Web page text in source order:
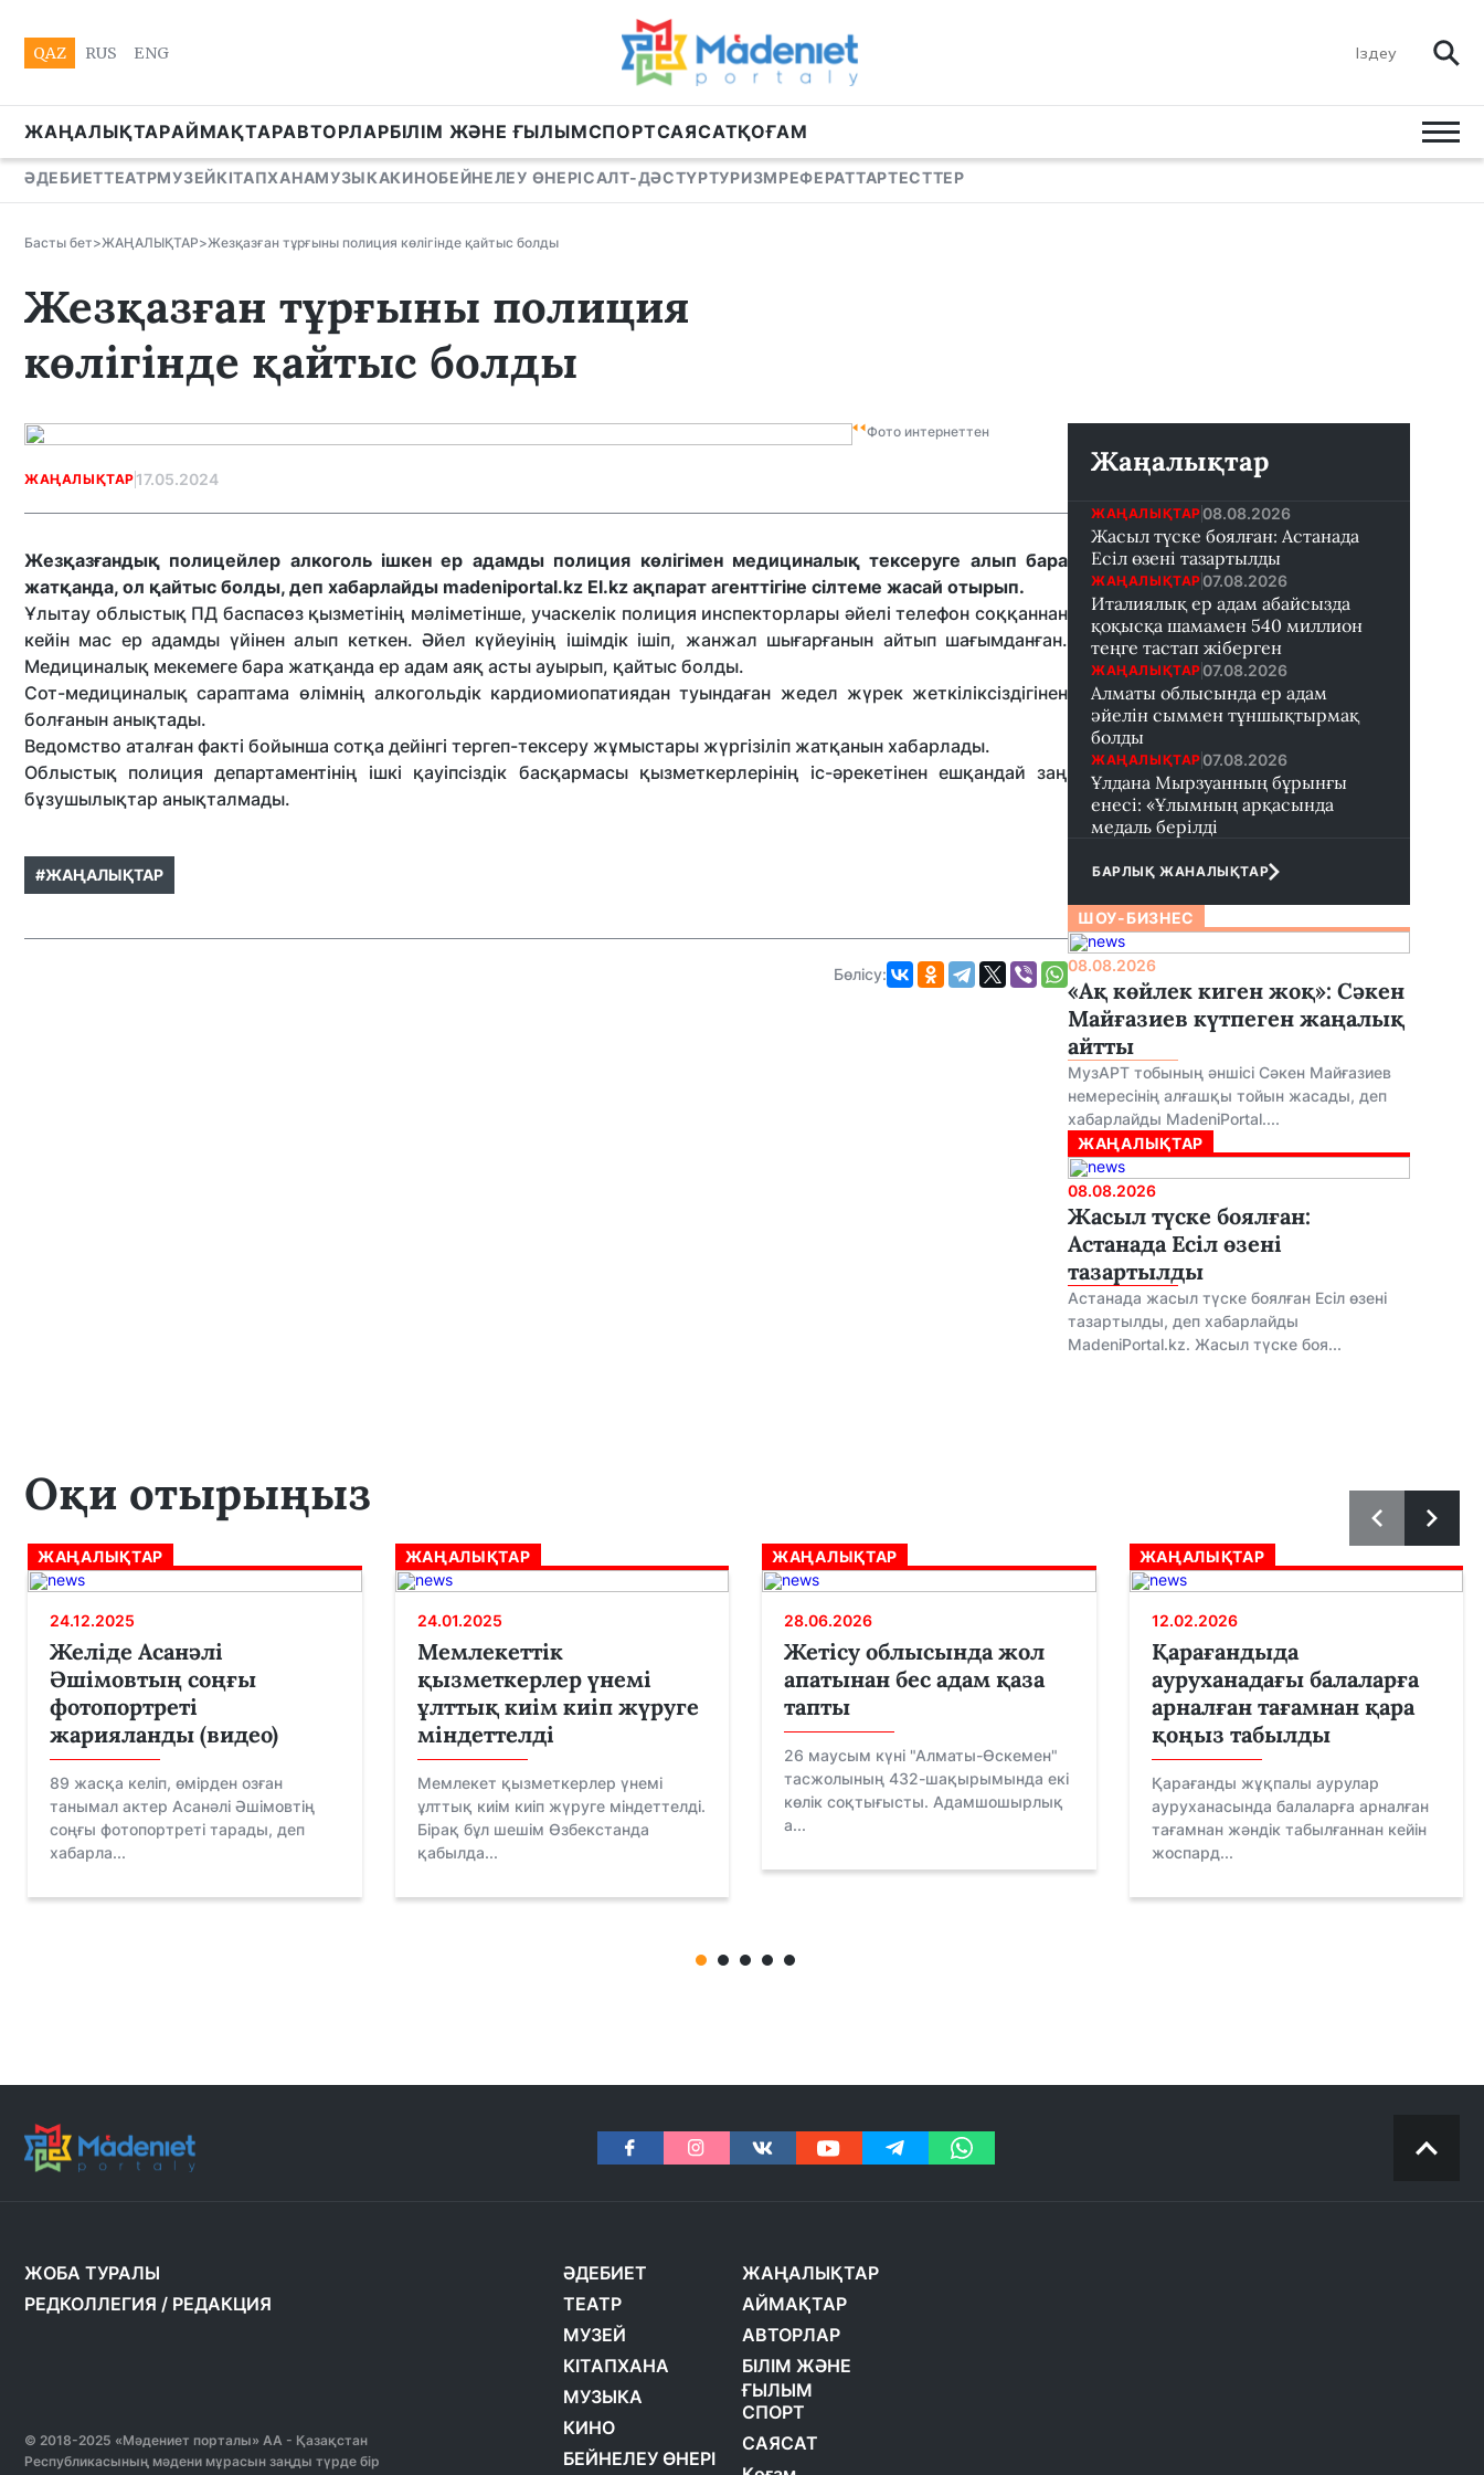
QAZ RUS ENG
ЖАҢАЛЫҚТАРАЙМАҚТАРАВТОРЛАРБІЛІМ ЖӘНЕ ҒЫЛЫМСПОРТСАЯСАТҚОҒАМ
ӘДЕБИЕТТЕАТРМУЗЕЙКІТАПХАНАМУЗЫКАКИНОБЕЙНЕЛЕУ ӨНЕРІСАЛТ-ДӘСТҮРТУРИЗМРЕФЕРАТТАРТЕСТТЕР
Басты бет>ЖАҢАЛЫҚТАР>Жезқазған тұрғыны полиция көлігінде қайтыс болды
Жезқазған тұрғыны полиция
көлігінде қайтыс болды
Фото интернеттен
ЖАҢАЛЫҚТАР 17.05.2024
Жезқазғандық полицейлер алкоголь ішкен ер адамды полиция көлігімен медициналық тексеруге алып бара
жатқанда, ол қайтыс болды, деп хабарлайды madeniportal.kz El.kz ақпарат агенттігіне сілтеме жасай отырып.
Ұлытау облыстық ПД баспасөз қызметінің мәліметінше, учаскелік полиция инспекторлары әйелі телефон соққаннан
кейін мас ер адамды үйінен алып кеткен. Әйел күйеуінің ішімдік ішіп, жанжал шығарғанын айтып шағымданған.
Медициналық мекемеге бара жатқанда ер адам аяқ асты ауырып, қайтыс болды.
Сот-медициналық сараптама өлімнің алкогольдік кардиомиопатиядан туындаған жедел жүрек жеткіліксіздігінен
болғанын анықтады.
Ведомство аталған факті бойынша сотқа дейінгі тергеп-тексеру жұмыстары жүргізіліп жатқанын хабарлады.
Облыстық полиция департаментінің ішкі қауіпсіздік басқармасы қызметкерлерінің іс-әрекетінен ешқандай заң
бұзушылықтар анықталмады.
#ЖАҢАЛЫҚТАР
Бөлісу:
Жаңалықтар
ЖАҢАЛЫҚТАР 08.08.2026
Жасыл түске боялған: Астанада
Есіл өзені тазартылды
ЖАҢАЛЫҚТАР 07.08.2026
Италиялық ер адам абайсызда
қоқысқа шамамен 540 миллион
теңге тастап жіберген
ЖАҢАЛЫҚТАР 07.08.2026
Алматы облысында ер адам
әйелін сыммен тұншықтырмақ
болды
ЖАҢАЛЫҚТАР 07.08.2026
Ұлдана Мырзуанның бұрынғы
енесі: «Ұлымның арқасында
медаль берілді
БАРЛЫҚ ЖАНАЛЫҚТАР
ШОУ-БИЗНЕС
08.08.2026
«Ақ көйлек киген жоқ»: Сәкен
Майғазиев күтпеген жаңалық
айтты
МузАРТ тобының әншісі Сәкен Майғазиев
немересінің алғашқы тойын жасады, деп
хабарлайды MadeniPortal....
ЖАҢАЛЫҚТАР
08.08.2026
Жасыл түске боялған:
Астанада Есіл өзені
тазартылды
Астанада жасыл түске боялған Есіл өзені
тазартылды, деп хабарлайды
MadeniPortal.kz. Жасыл түске боя...
Оқи отырыңыз
ЖАҢАЛЫҚТАР
24.12.2025
Желіде Асанәлі
Әшімовтың соңғы
фотопортреті
жарияланды (видео)
89 жасқа келіп, өмірден озған
танымал актер Асанәлі Әшімовтің
соңғы фотопортреті тарады, деп
хабарла...
ЖАҢАЛЫҚТАР
24.01.2025
Мемлекеттік
қызметкерлер үнемі
ұлттық киім киіп жүруге
міндеттелді
Мемлекет қызметкерлер үнемі
ұлттық киім киіп жүруге міндеттелді.
Бірақ бұл шешім Өзбекстанда
қабылда...
ЖАҢАЛЫҚТАР
28.06.2026
Жетісу облысында жол
апатынан бес адам қаза
тапты
26 маусым күні "Алматы-Өскемен"
тасжолының 432-шақырымында екі
көлік соқтығысты. Адамшошырлық
а...
ЖАҢАЛЫҚТАР
12.02.2026
Қарағандыда
ауруханадағы балаларға
арналған тағамнан қара
қоңыз табылды
Қарағанды жұқпалы аурулар
ауруханасында балаларға арналған
тағамнан жәндік табылғаннан кейін
жоспард...
ЖОБА ТУРАЛЫ
РЕДКОЛЛЕГИЯ / РЕДАКЦИЯ
© 2018-2025 «Мәдениет порталы» АА - Қазақстан
Республикасының мәдени мұрасын заңды түрде бір
ӘДЕБИЕТ
ТЕАТР
МУЗЕЙ
КІТАПХАНА
МУЗЫКА
КИНО
БЕЙНЕЛЕУ ӨНЕРІ
ЖАҢАЛЫҚТАР
АЙМАҚТАР
АВТОРЛАР
БІЛІМ ЖӘНЕ
ҒЫЛЫМ
СПОРТ
САЯСАТ